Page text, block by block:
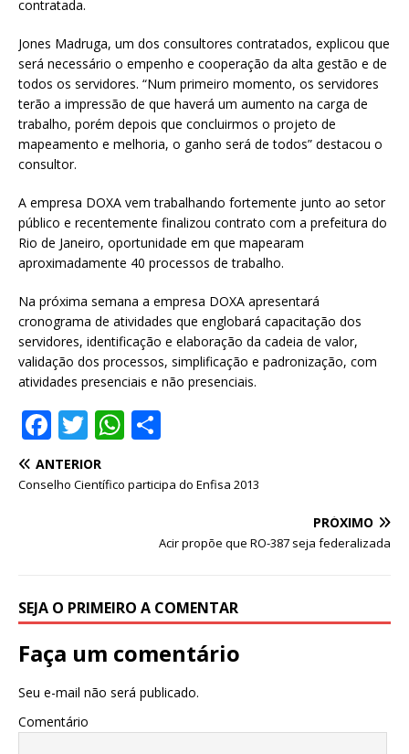
contratada.
Jones Madruga, um dos consultores contratados, explicou que
será necessário o empenho e cooperação da alta gestão e de
todos os servidores. “Num primeiro momento, os servidores
terão a impressão de que haverá um aumento na carga de
trabalho, porém depois que concluirmos o projeto de
mapeamento e melhoria, o ganho será de todos” destacou o
consultor.
A empresa DOXA vem trabalhando fortemente junto ao setor
público e recentemente finalizou contrato com a prefeitura do
Rio de Janeiro, oportunidade em que mapearam
aproximadamente 40 processos de trabalho.
Na próxima semana a empresa DOXA apresentará
cronograma de atividades que englobará capacitação dos
servidores, identificação e elaboração da cadeia de valor,
validação dos processos, simplificação e padronização, com
atividades presenciais e não presenciais.
F
a
c
o
k
T
w
it
W
at
p
ar
ANTERIOR
Conselho Científico participa do Enfisa 2013
PRÓXIMO
Acir propõe que RO-387 seja federalizada
SEJA O PRIMEIRO A COMENTAR
Faça um comentário
Seu e-mail não será publicado.
Comentário